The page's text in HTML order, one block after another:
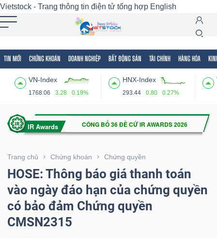
Vietstock - Trang thông tin điện tử tổng hợp English
TIN MỚI CHỨNG KHOÁN DOANH NGHIỆP BẤT ĐỘNG SẢN TÀI CHÍNH HÀNG HÓA
VN-Index
1768.06 3.28 0.19%
HNX-Index
293.44 0.80 0.27%
Trang chủ Chứng khoán Chứng quyền
HOSE: Thông báo giá thanh toán
vào ngày đáo hạn của chứng quyền
có bảo đảm Chứng quyền
CMSN2315
Tất cả Tính năng Ngành Mã chứng khoán
Tính
(-)
VIETSTOCK
CHỨNG
KHOÁN